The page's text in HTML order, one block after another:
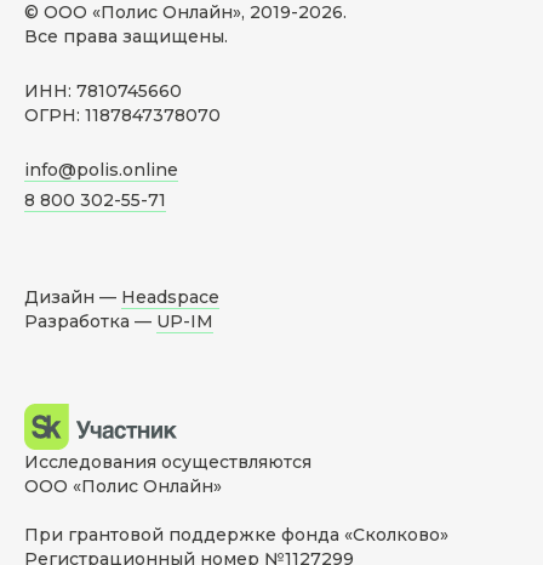
© ООО «Полис Онлайн», 2019-2026.
Все права защищены.
ИНН: 7810745660
ОГРН: 1187847378070
info@polis.online
8 800 302-55-71
Дизайн — Headspace
Разработка — UP-IM
Исследования осуществляются
ООО «Полис Онлайн»
При грантовой поддержке фонда «Сколково»
Регистрационный номер №1127299